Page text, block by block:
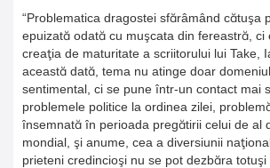
“Problematica dragostei sfărâmând cătuşa
epuizată odată cu muşcata din fereastră,
creaţia de maturitate a scriitorului lui Take,
această dată, tema nu atinge doar
sentimental, ci se pune într-un contact mai
problemele politice la ordinea zilei,
însemnată în perioada pregătirii celui de al
mondial, şi anume, cea a diversiunii
prieteni credincioşi nu se pot dezbăra